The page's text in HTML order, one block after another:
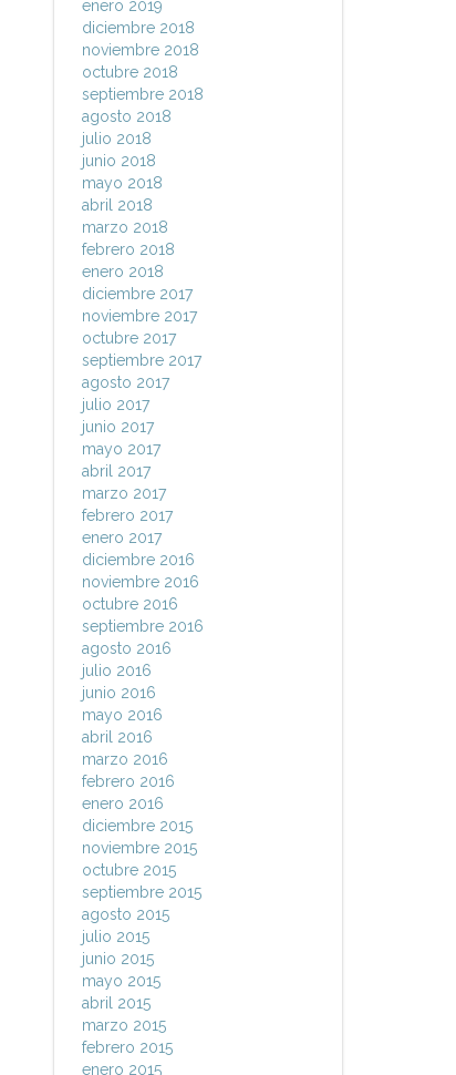
enero 2019
diciembre 2018
noviembre 2018
octubre 2018
septiembre 2018
agosto 2018
julio 2018
junio 2018
mayo 2018
abril 2018
marzo 2018
febrero 2018
enero 2018
diciembre 2017
noviembre 2017
octubre 2017
septiembre 2017
agosto 2017
julio 2017
junio 2017
mayo 2017
abril 2017
marzo 2017
febrero 2017
enero 2017
diciembre 2016
noviembre 2016
octubre 2016
septiembre 2016
agosto 2016
julio 2016
junio 2016
mayo 2016
abril 2016
marzo 2016
febrero 2016
enero 2016
diciembre 2015
noviembre 2015
octubre 2015
septiembre 2015
agosto 2015
julio 2015
junio 2015
mayo 2015
abril 2015
marzo 2015
febrero 2015
enero 2015